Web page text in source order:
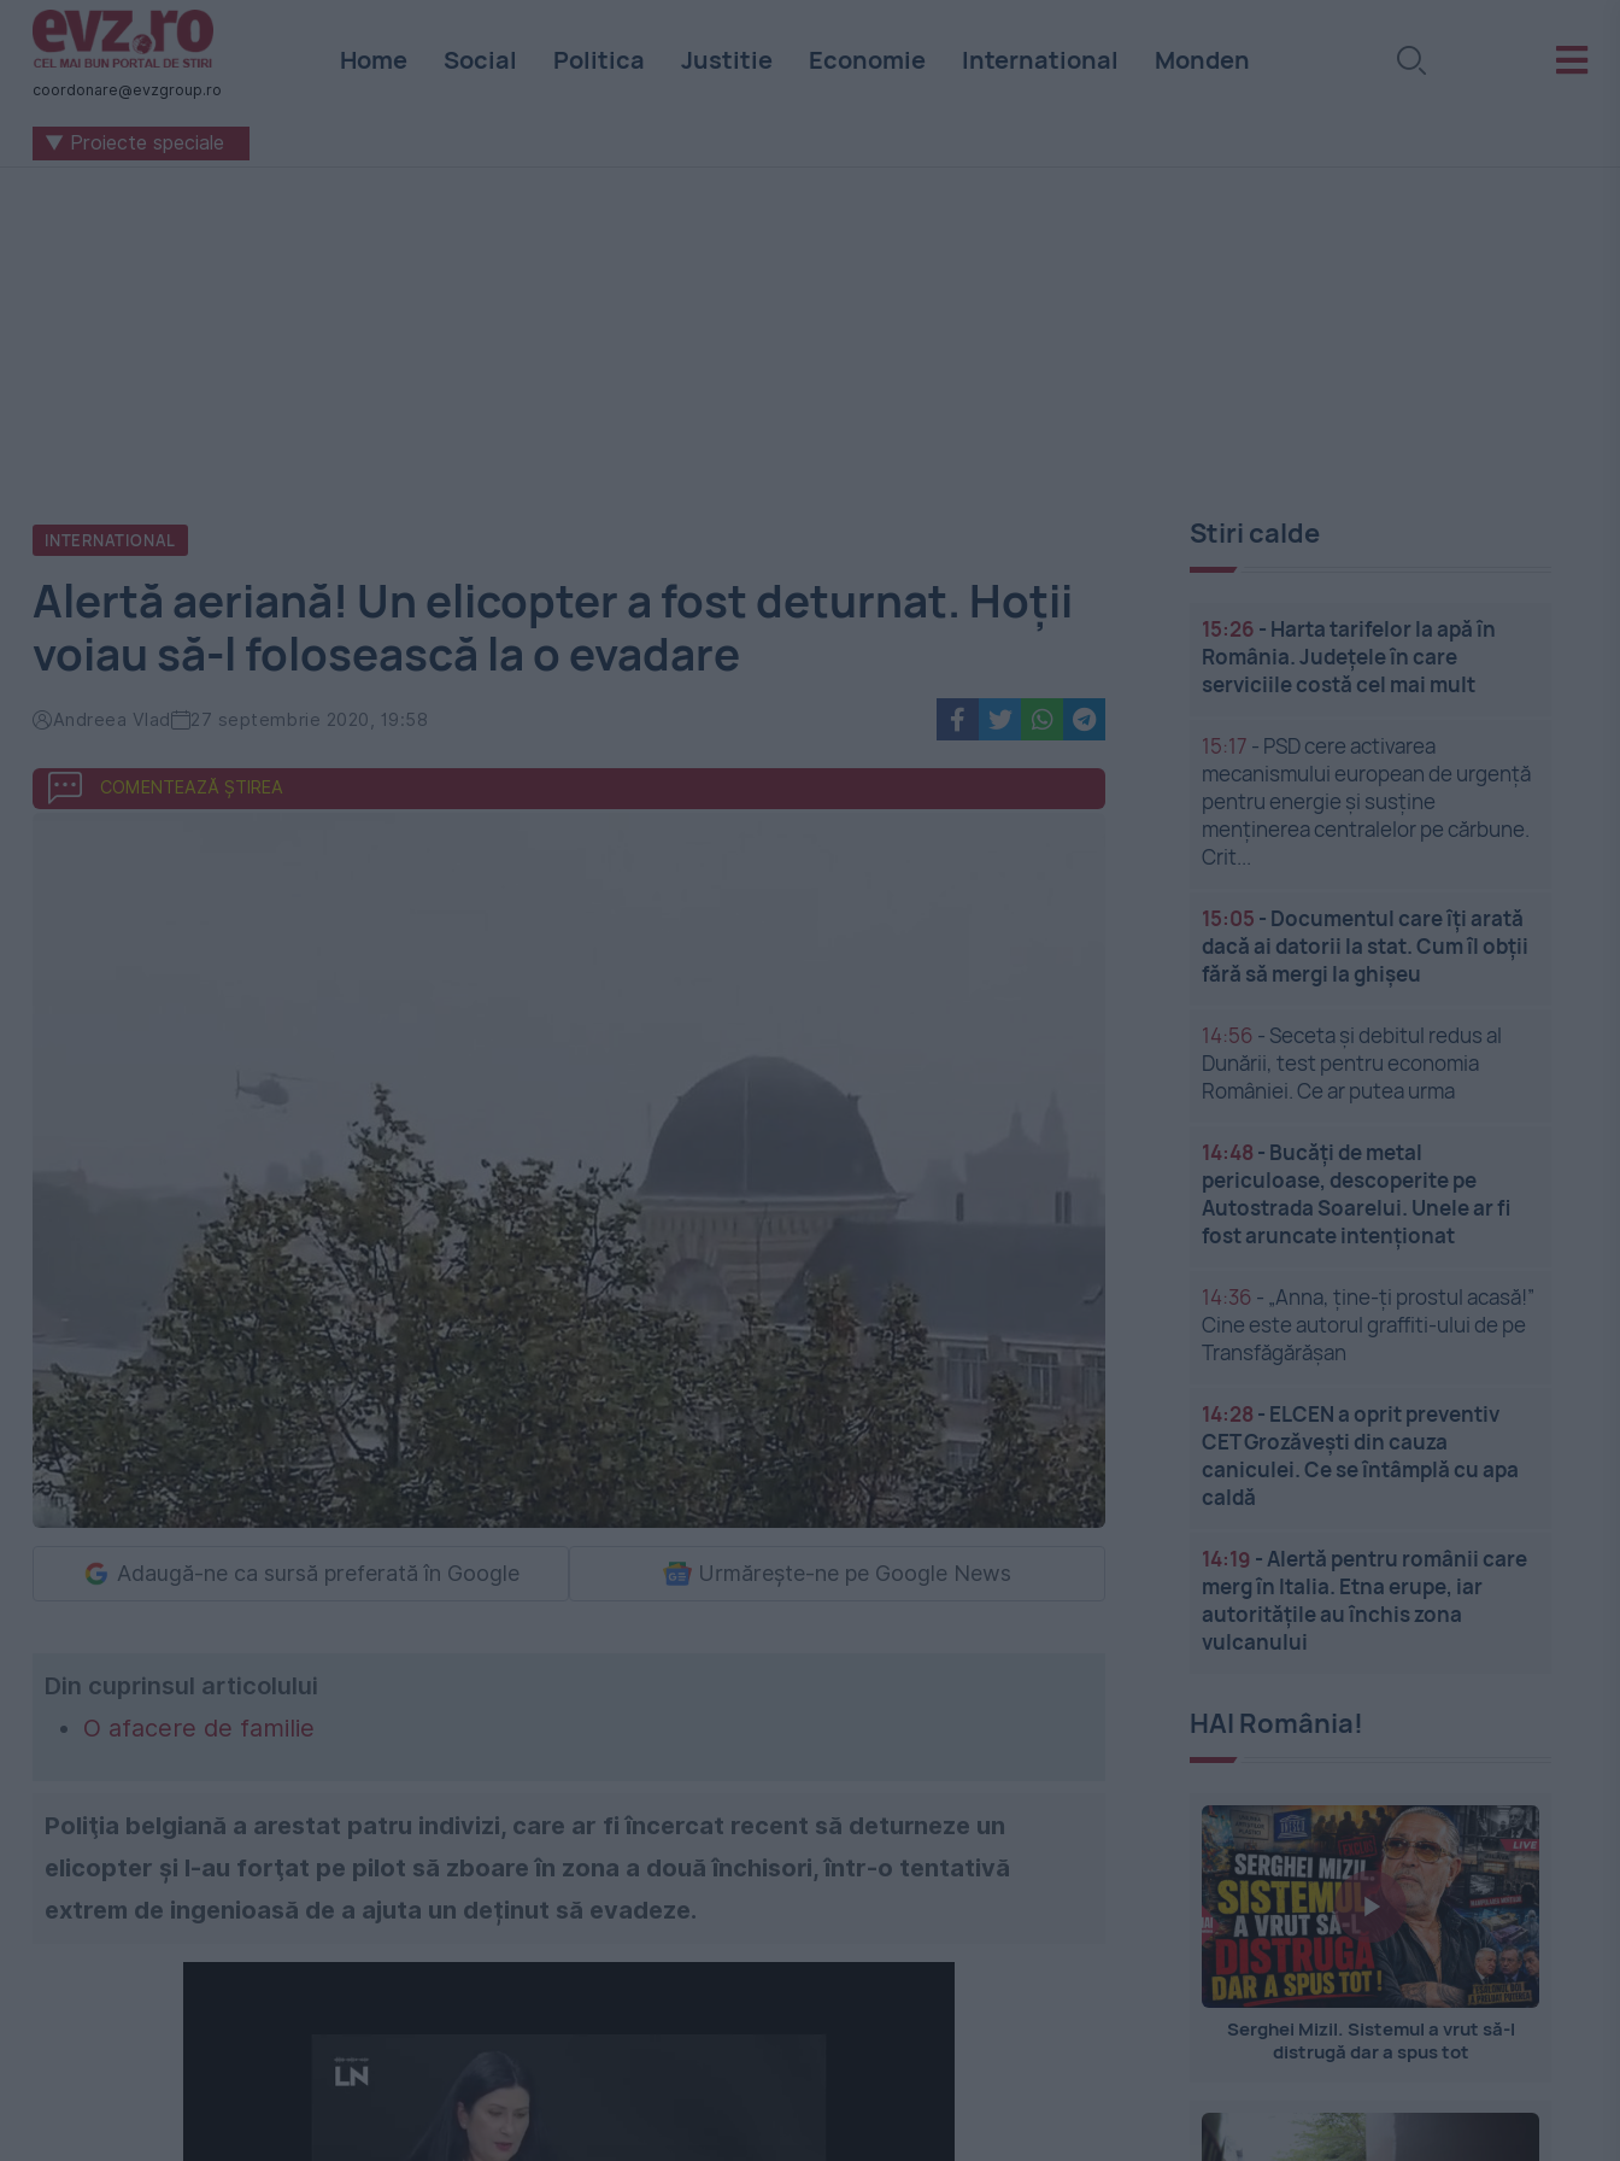
Știri
naționale
internaționale
coordonare@evzgroup.ro
Home Social Politica Justitie Economie International Monden
▼ Proiecte speciale
INTERNATIONAL
Alertă aeriană! Un elicopter a fost deturnat. Hoții
voiau să-l folosească la o evadare
Andreea Vlad 27 septembrie 2020, 19:58
COMENTEAZĂ ȘTIREA
Adaugă-ne ca sursă preferată în Google Urmărește-ne pe Google News
Din cuprinsul articolului
O afacere de familie
Poliţia belgiană a arestat patru indivizi, care ar fi încercat recent să deturneze un
elicopter şi l-au forţat pe pilot să zboare în zona a două închisori, într-o tentativă
extrem de ingenioasă de a ajuta un deținut să evadeze.
Stiri calde
15:26 - Harta tarifelor la apă în
România. Județele în care
serviciile costă cel mai mult
15:17 - PSD cere activarea
mecanismului european de urgență
pentru energie și susține
menținerea centralelor pe cărbune.
Crit...
15:05 - Documentul care îți arată
dacă ai datorii la stat. Cum îl obții
fără să mergi la ghișeu
14:56 - Seceta și debitul redus al
Dunării, test pentru economia
României. Ce ar putea urma
14:48 - Bucăți de metal
periculoase, descoperite pe
Autostrada Soarelui. Unele ar fi
fost aruncate intenționat
14:36 - „Anna, ține-ți prostul acasă!”
Cine este autorul graffiti-ului de pe
Transfăgărășan
14:28 - ELCEN a oprit preventiv
CET Grozăveşti din cauza
caniculei. Ce se întâmplă cu apa
caldă
14:19 -Alertă pentru românii care
merg în Italia. Etna erupe, iar
autoritățile au închis zona
vulcanului
HAI România!
Serghei Mizil. Sistemul a vrut să-l
distrugă dar a spus tot